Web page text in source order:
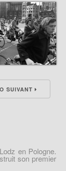
SUIVANT
en Pologne.
son premier